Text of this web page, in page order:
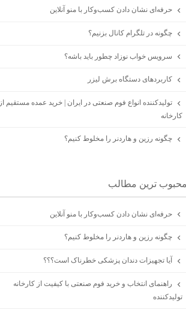
حرفه‌ای نشان دادن کسب‌وکار با منو آنلاین
چگونه در تلگرام کانال بزنیم؟
سرویس خواب نوزاد چطور باید باشه؟
کاربردهای دستگاه برش لیزر
تولیدکننده انواع فوم صنعتی در ایران | خرید عمده مستقیم از
کارخانه
چگونه رزین و هاردنر را مخلوط کنیم؟
ترين مطالب
حرفه‌ای نشان دادن کسب‌وکار با منو آنلاین
چگونه رزین و هاردنر را مخلوط کنیم؟
آیا تجهیزات دندان پزشکی خطرناک است؟؟؟
راهنمای انتخاب و خرید فوم صنعتی با کیفیت از کارخانه
تولیدکننده